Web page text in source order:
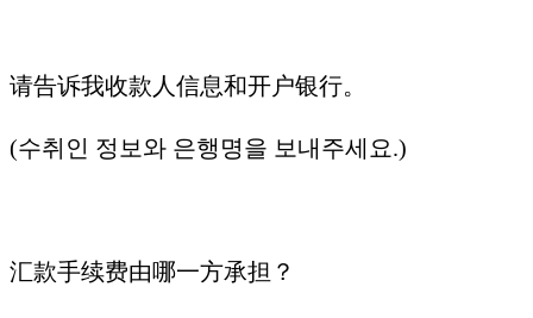
请告诉我收款人信息和开户银行。
(수취인 정보와 은행명을 보내주세요.)
汇款手续费由哪一方承担？